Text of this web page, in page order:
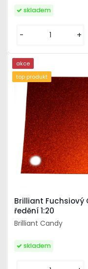
skladem
- +
Brilliant Fuchsiový
ředění 1:20
Brilliant Candy
skladem
akce
top produkt